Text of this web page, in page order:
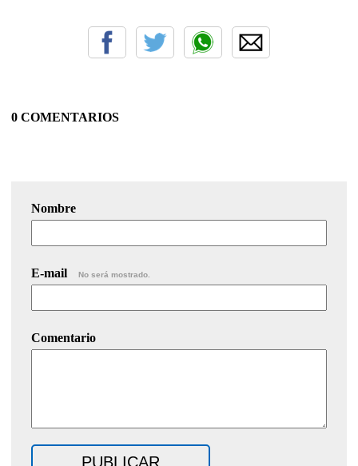
0 COMENTARIOS
Nombre
E-mail No será mostrado.
Comentario